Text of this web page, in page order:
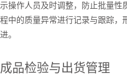
示操作人员及时调整，防止批量性
程中的质量异常进行记录与跟踪，
进。
成品检验与出货管理